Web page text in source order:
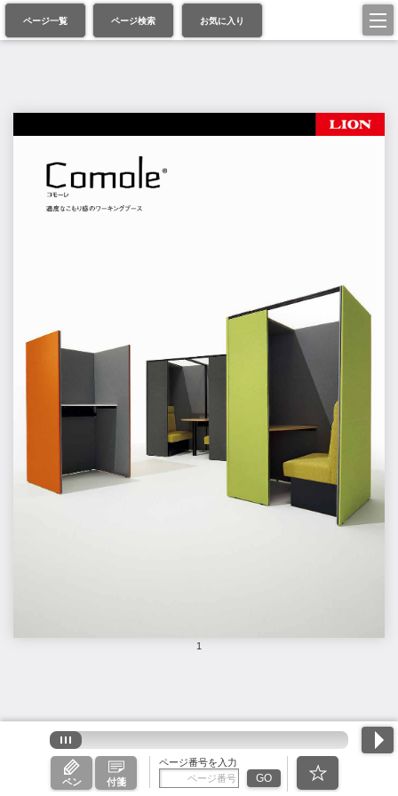
ページ一覧 ページ検索 お気に入り
1
ペン 付箋
ページ番号を入力
GO